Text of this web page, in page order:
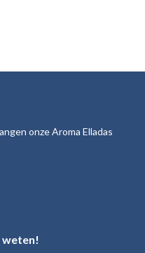
onze Aroma Elladas
weten!